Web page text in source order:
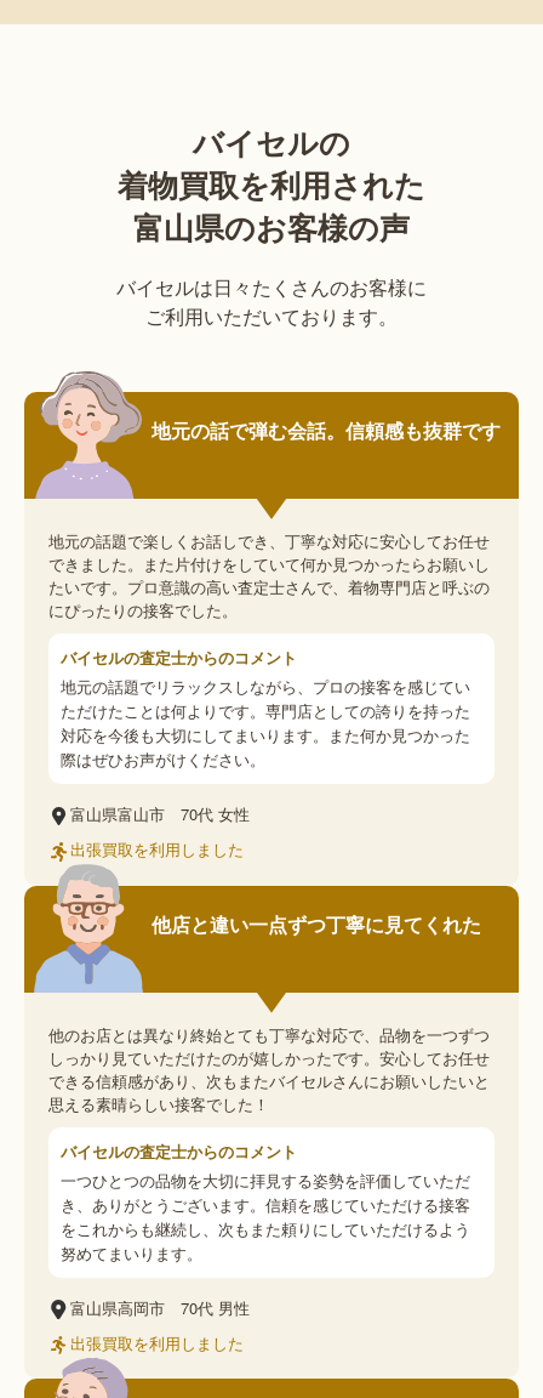
バイセルの
着物買取を利用された
富山県のお客様の声
バイセルは日々たくさんのお客様に
ご利用いただいております。
地元の話で弾む会話。信頼感も抜群です
地元の話題で楽しくお話しでき、丁寧な対応に安心してお任せ
できました。また片付けをしていて何か見つかったらお願いし
たいです。プロ意識の高い査定士さんで、着物専門店と呼ぶの
にぴったりの接客でした。
バイセルの査定士からのコメント
地元の話題でリラックスしながら、プロの接客を感じてい
ただけたことは何よりです。専門店としての誇りを持った
対応を今後も大切にしてまいります。また何か見つかった
際はぜひお声がけください。
富山県富山市 70代 女性
出張買取を利用しました
他店と違い一点ずつ丁寧に見てくれた
他のお店とは異なり終始とても丁寧な対応で、品物を一つずつ
しっかり見ていただけたのが嬉しかったです。安心してお任せ
できる信頼感があり、次もまたバイセルさんにお願いしたいと
思える素晴らしい接客でした！
バイセルの査定士からのコメント
一つひとつの品物を大切に拝見する姿勢を評価していただ
き、ありがとうございます。信頼を感じていただける接客
をこれからも継続し、次もまた頼りにしていただけるよう
努めてまいります。
富山県高岡市 70代 男性
出張買取を利用しました